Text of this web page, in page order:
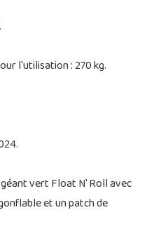
l'utilisation : 270 kg.
vert Float N' Roll avec
et un patch de